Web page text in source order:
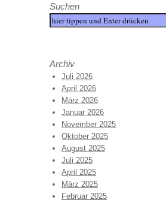
Suchen
Archiv
Juli 2026
April 2026
März 2026
Januar 2026
November 2025
Oktober 2025
August 2025
Juli 2025
April 2025
März 2025
Februar 2025